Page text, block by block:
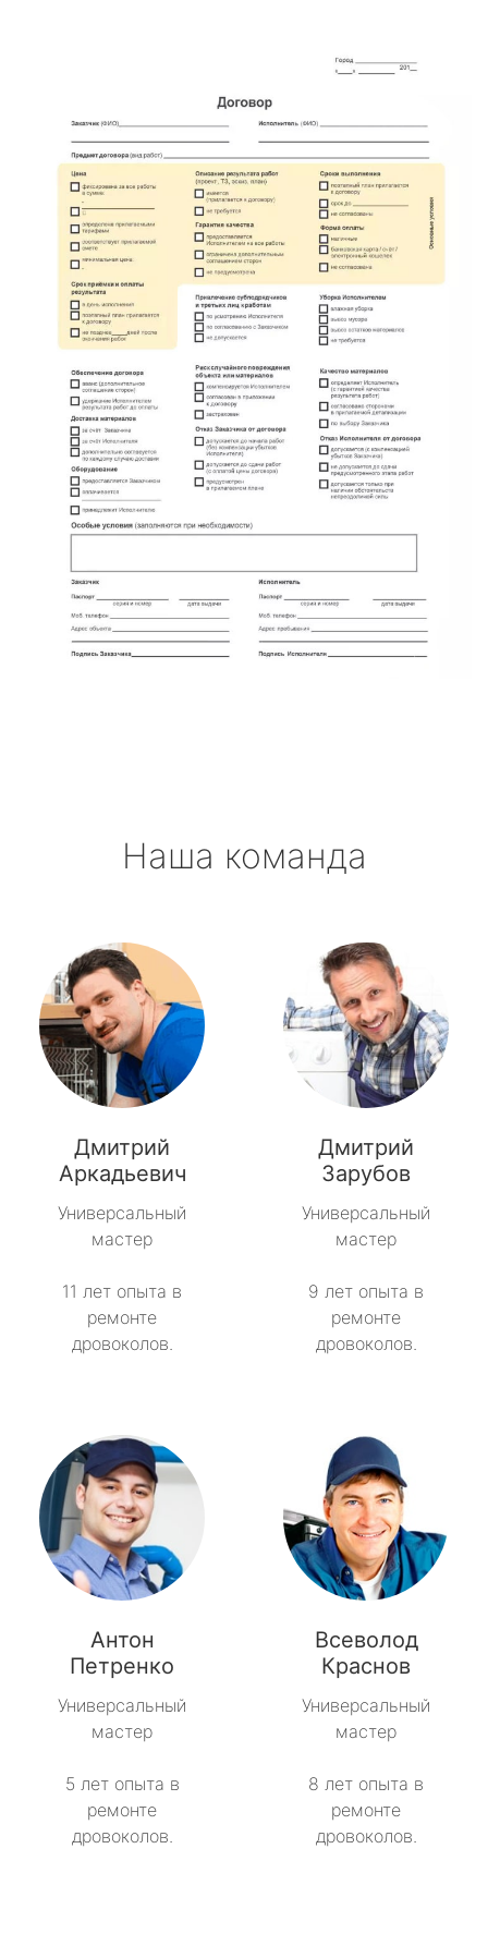
Наша команда
Дмитрий
Аркадьевич
Универсальный
мастер
11 лет опыта в
ремонте
дровоколов.
Дмитрий
Зарубов
Универсальный
мастер
9 лет опыта в
ремонте
дровоколов.
Антон
Петренко
Универсальный
мастер
5 лет опыта в
ремонте
дровоколов.
Всеволод
Краснов
Универсальный
мастер
8 лет опыта в
ремонте
дровоколов.